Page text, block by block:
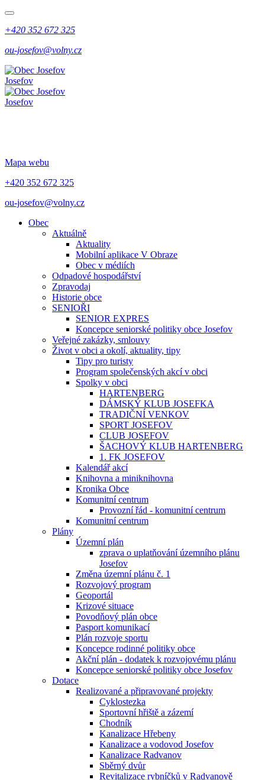
+420 352 672 325
ou-josefov@volny.cz
Josefov
Josefov
Mapa webu
+420 352 672 325
ou-josefov@volny.cz
Obec
Aktuálně
Aktuality
Mobilní aplikace V Obraze
Obec v médiích
Odpadové hospodářství
Zpravodaj
Historie obce
SENIOŘI
SENIOR EXPRES
Koncepce seniorské politiky obce Josefov
Veřejné zakázky, smlouvy
Život v obci a okolí, aktuality, tipy
Tipy pro turisty
Program společenských akcí v obci
Spolky v obci
HARTENBERG
DÁMSKÝ KLUB JOSEFKA
TRADIČNÍ VENKOV
SPORT JOSEFOV
CLUB JOSEFOV
ŠACHOVÝ KLUB HARTENBERG
1. FK JOSEFOV
Kalendář akcí
Knihovna a miniknihovna
Kronika Obce
Komunitní centrum
Provozní řád - komunitní centrum
Komunitní centrum
Plány
Územní plán
zprava o uplatňování územního plánu
Josefov
Změna územní plánu č. 1
Rozvojový program
Geoportál
Krizové situace
Povodňový plán obce
Pasport komunikací
Plán rozvoje sportu
Koncepce rodinné politiky obce
Akční plán - dodatek k rozvojovému plánu
Koncepce seniorské politiky obce Josefov
Dotace
Realizované a připravované projekty
Cyklostezka
Sportovní hřiště a zázemí
Chodník
Kanalizace Hřebeny
Kanalizace a vodovod Josefov
Kanalizace Radvanov
Sběrný dvůr
Revitalizace rybníčků v Radvanově